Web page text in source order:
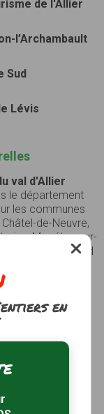
de l'Allier
l’Archambault
Sud
Lévis
val d'Allier
le département
les communes
de-Neuvre,
Monétay-sur-
Elle comprend
variant de 0,4 à 2
en